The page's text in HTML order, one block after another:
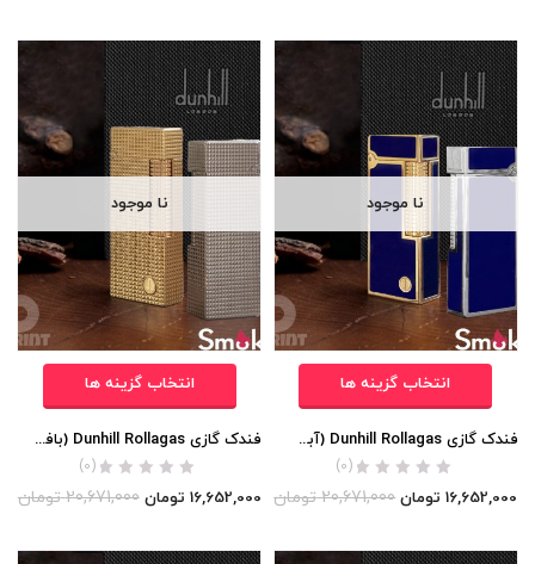
نا موجود
انتخاب گزینه ها
فندک گازی Dunhill Rollagas (آبی لاکی) اورجینال
(0)
16,652,000 تومان 20,671,000 تومان
نا موجود
انتخاب گزینه ها
فندک گازی Dunhill Rollagas (بافت خیلی ریز مربعی) اورجینال
(0)
16,652,000 تومان 20,671,000 تومان